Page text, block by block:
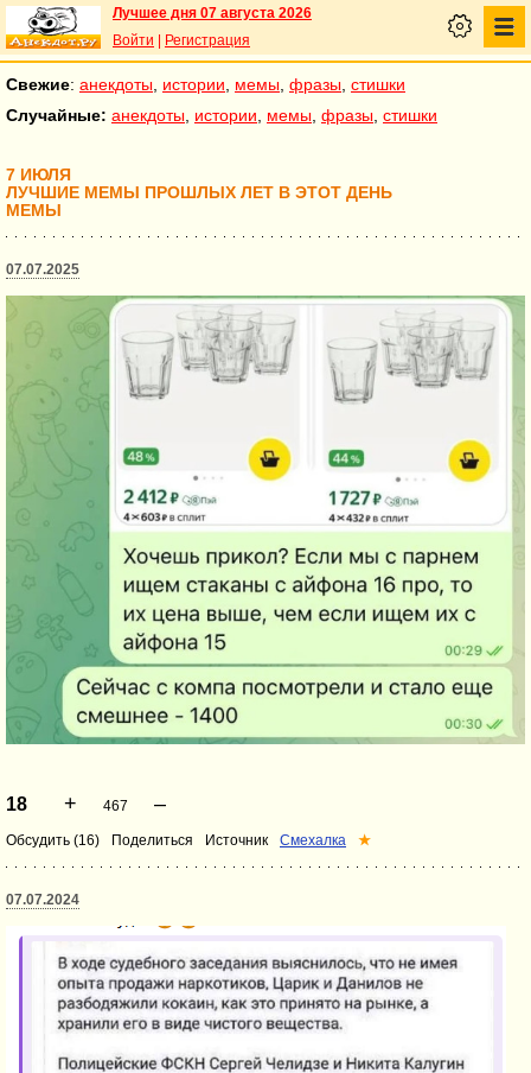
Лучшее дня 07 августа 2026
Войти
Регистрация
Свежие: анекдоты истории мемы фразы стишки
Случайные: анекдоты истории мемы фразы стишки
7 ИЮЛЯ
ЛУЧШИЕ МЕМЫ ПРОШЛЫХ ЛЕТ В ЭТОТ ДЕНЬ
МЕМЫ
07.07.2025
18 + 467 –
Обсудить (16) Поделиться Источник Смехалка ★
07.07.2024